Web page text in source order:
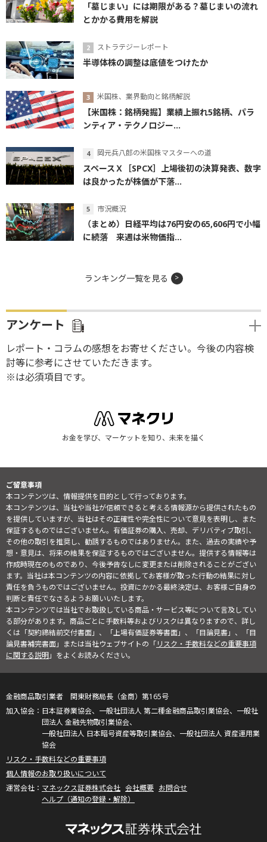
「墓じまい」には期限がある？墓じまいの流れ
とかかる費用を解説
ストラテジーレポート
半導体株の調整は底値をつけたか
米国株、業界動向と銘柄解説
【米国株：銘柄発掘】業績上振れ5銘柄、パラ
ンティア・テクノロジー...
岡元兵八郎の米国株マスターへの道
スペースＸ［SPCX］上場後初の決算発表、数字
は良かったが株価が下落...
市況概況
（まとめ）日経平均は76円安の65,606円で小幅
に続落 来週は米物価指...
ランキング一覧を見る
アンケート
レポート・コラムの感想をお寄せください。今後の内容検
討等に参考にさせていただきます。
※は必須項目です。
お金を学び、マーケットを知り、未来を描く
ご留意事項
本コンテンツは、情報提供を目的として行っております。
本コンテンツは、当社や当社が信頼できると考える情報源から提供されたもの
を提供していますが、当社はその正確性や完全性について意見を表明し、また
保証するものではございません。有価証券の購入、売却、デリバティブ取引、
その他の取引を推奨し、勧誘するものではありません。また、過去の実績や予
想・意見は、将来の結果を保証するものではございません。提供する情報等は
作成時現在のものであり、今後予告なしに変更または削除されることがござい
ます。当社は本コンテンツの内容に依拠してお客様が取った行動の結果に対し
責任を負うものではございません。投資にかかる最終決定は、お客様ご自身の
判断と責任でなさるようお願いいたします。
本コンテンツでは当社でお取扱している商品・サービス等について言及してい
る部分があります。商品ごとに手数料等およびリスクは異なりますので、詳し
くは「契約締結前交付書面」、「上場有価証券等書面」、「目論見書」、「目
論見書補完書面」または当社ウェブサイトの「リスク・手数料などの重要事項
に関する説明」をよくお読みください。
金融商品取引業者 関東財務局長（金商）第165号
日本証券業協会、一般社団法人 第二種金融商品取引業協会、一般社
団法人 金融先物取引業協会、
一般社団法人 日本暗号資産等取引業協会、一般社団法人 資産運用業
協会
リスク・手数料などの重要事項
個人情報のお取り扱いについて
マネックス証券株式会社 会社概要 お問合せ
ヘルプ（通知の登録・解除）